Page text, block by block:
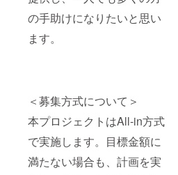
の手助けになりたいと思い
ます。
＜募集方式について＞
本プロジェクトはAll-in方式
で実施します。目標金額に
満たない場合も、計画を実